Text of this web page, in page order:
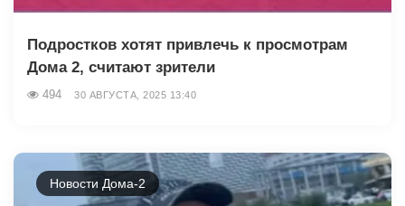
Подростков хотят привлечь к просмотрам
Дома 2, считают зрители
494 30 АВГУСТА, 2025 13:40
Новости Дома-2